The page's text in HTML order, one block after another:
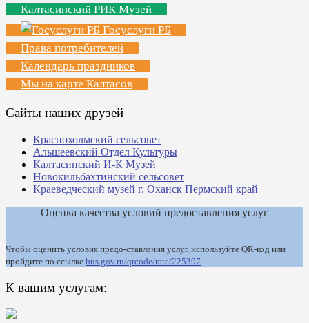
Калтасинский РИК Музей
Госуслуги РБ
Права потребителей
Календарь праздников
Мы на карте Калтасов
Сайты наших друзей
Краснохолмский сельсовет
Альшеевский Отдел Культуры
Калтасинский И-К Музей
Новокильбахтинский сельсовет
Краеведческий музей г. Оханск Пермский край
Оценка качества условий предоставления услуг
Чтобы оценить условия предо-ставления услуг, используйте QR-код или
пройдите по ссылке bus.gov.ru/qrcode/rate/225397
К вашим услугам: